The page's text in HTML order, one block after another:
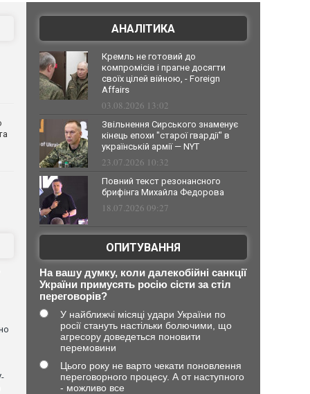
АНАЛІТИКА
Кремль не готовий до
компромісів і прагне досягти
своїх цілей війною, - Foreign
Affairs
03.08.2026 13:02
Звільнення Сирського знаменує
кінець епохи "старої гвардії" в
українській армії — NYT
23.07.2026 10:32
Повний текст резонансного
брифінга Михайла Федорова
18.07.2026 09:27
ОПИТУВАННЯ
На вашу думку, коли далекобійні санкції
України примусять росію сісти за стіл
переговорів?
У найближчі місяці удари України по
росії стануть настільки болючими, що
агресору доведеться поновити
перемовини
Цього року не варто чекати поновлення
переговорного процесу. А от наступного
- можливо все